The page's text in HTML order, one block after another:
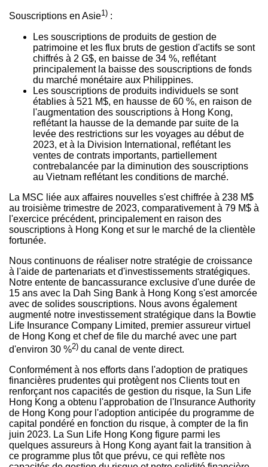
Souscriptions en Asie1) :
Les souscriptions de produits de gestion de
patrimoine et les flux bruts de gestion d'actifs se sont
chiffrés à 2 G$, en baisse de 34 %, reflétant
principalement la baisse des souscriptions de fonds
du marché monétaire aux Philippines.
Les souscriptions de produits individuels se sont
établies à 521 M$, en hausse de 60 %, en raison de
l'augmentation des souscriptions à Hong Kong,
reflétant la hausse de la demande par suite de la
levée des restrictions sur les voyages au début de
2023, età la Division International, reflétant les
ventes de contrats importants, partiellement
contrebalancée par la diminution des souscriptions
au Vietnam reflétant les conditions de marché.
La MSC liée aux affaires nouvelles s'est chiffrée à 238 M$
au troisième trimestre de 2023, comparativement à 79 M$ à
l'exercice précédent, principalement en raison des
souscriptions à Hong Kong et sur le marché de la clientèle
fortunée.
Nous continuons de réaliser notre stratégie de croissance
à l'aide de partenariats et d'investissements stratégiques.
Notre entente de bancassurance exclusive d'une durée de
15 ans avec la Dah Sing Bank à Hong Kong s'est amorcée
avec de solides souscriptions. Nous avons également
augmenté notre investissement stratégique dans la Bowtie
Life Insurance Company Limited, premier assureur virtuel
de Hong Kong et chef de file du marché avec une part
d'environ 30 %2) du canal de vente direct.
Conformément à nos efforts dans l'adoption de pratiques
financières prudentes qui protègent nos Clients tout en
renforçant nos capacités de gestion du risque, la Sun Life
Hong Kong a obtenu l'approbation de l'Insurance Authority
de Hong Kong pour l'adoption anticipée du programme de
capital pondéré en fonction du risque, à compter de la fin
juin 2023. La Sun Life Hong Kong figure parmi les
quelques assureurs à Hong Kong ayant fait la transition à
ce programme plus tôt que prévu, ce qui reflète nos